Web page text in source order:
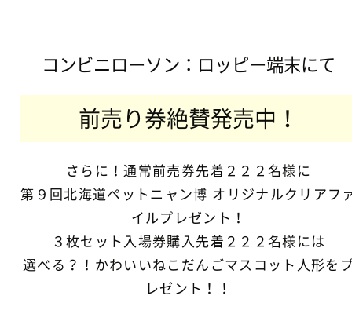
コンビニローソン：ロッピー端末にて
前売り券絶賛発売中！
さらに！通常前売券先着２２２名様に
第９回北海道ペットニャン博 オリジナルクリアフ
イルプレゼント！
３枚セット入場券購入先着２２２名様には
選べる？！かわいいねこだんごマスコット人形を
レゼント！！